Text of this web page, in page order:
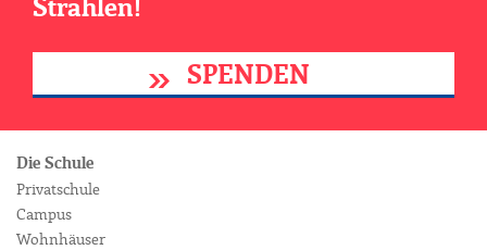
Strahlen!
SPENDEN
Die Schule
Privatschule
Campus
Wohnhäuser